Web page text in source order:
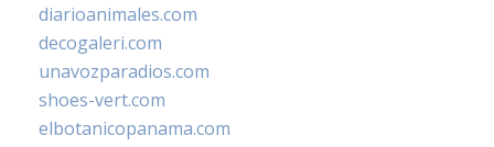
diarioanimales.com
decogaleri.com
unavozparadios.com
shoes-vert.com
elbotanicopanama.com